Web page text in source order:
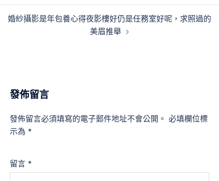
覽
婚紗攝影是年包養心得夜影樓好仍是任務室好呢，求照過的
美眉推舉
發佈留言
發佈留言必須填寫的電子郵件地址不會公開。 必填欄位標
示為 *
留言 *